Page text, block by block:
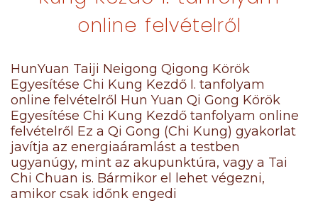
online felvételről
HunYuan Taiji Neigong Qigong Körök
Egyesítése Chi Kung Kezdő I. tanfolyam
online felvételről Hun Yuan Qi Gong Körök
Egyesítése Chi Kung Kezdő tanfolyam online
felvételről Ez a Qi Gong (Chi Kung) gyakorlat
javítja az energiaáramlást a testben
ugyanúgy, mint az akupunktúra, vagy a Tai
Chi Chuan is. Bármikor el lehet végezni,
amikor csak időnk engedi